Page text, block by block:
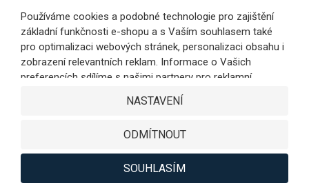
Používáme cookies a podobné technologie pro zajištění
základní funkčnosti e-shopu a s Vaším souhlasem také
pro optimalizaci webových stránek, personalizaci obsahu i
zobrazení relevantních reklam. Informace o Vašich
preferencích sdílíme s našimi partnery pro reklamní,
sociální sítě i podrobné analýzy pouze s Vaším souhlasem.
Partneři mohou tyto údaje v rámci personalizace reklamy
využívání jejich služeb. Kliknutím na tlačítko SOUHLASÍM
vyjádříte Váš souhlas s ukládáním cookies k výkonovým,
funkčním a marketingovým účelům a s předáváním údajů o
chování na webu v rámci cílení reklamy na sociálních a
NASTAVENÍ
ODMÍTNOUT
SOUHLASÍM